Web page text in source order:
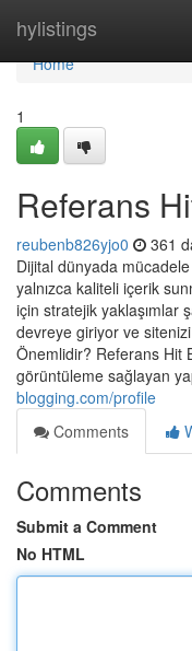
hylistings
Home
Home
1
Referans
reubenb826yjo0 361
Dijital dünyada
yalnızca kaliteli içerik
için stratejik yaklaşımlar
devreye giriyor ve
Önemlidir? Referans Hit
görüntüleme sağlayan
blogging.com/profile
Comments
Comments
Submit a Comment
No HTML